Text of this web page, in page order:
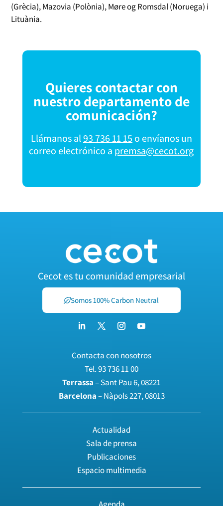
(Grècia), Mazovia (Polònia), Møre og Romsdal (Noruega) i
Lituània.
Quieres contactar con
nuestro departamento de
comunicación?
Llámanos al93 736 11 15 o envíanos un
correo electrónico a premsa@cecot.org
Cecot es tu comunidad empresarial
Somos 100% Carbon Neutral
Contacta con nosotros
Tel.93 736 11 00
Terrassa– Sant Pau 6, 08221
Barcelona– Nàpols 227, 08013
Actualidad
Sala de prensa
Publicaciones
Espacio multimedia